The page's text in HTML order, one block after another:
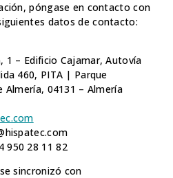
póngase en contacto con
datos de contacto:
1 – Edificio Cajamar, Autovía
460, PITA | Parque
04131 – Almería
hispatec.com
950 28 11 82
sincronizó con